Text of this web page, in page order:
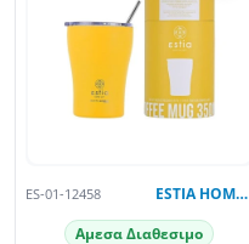
ES-01-12458 ESTIA HOME ART
Αμεσα Διαθεσιμο